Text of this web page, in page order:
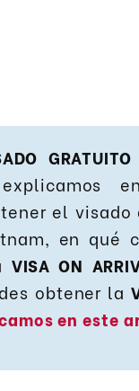
el
en qué
VISA ON
obtener la
en este